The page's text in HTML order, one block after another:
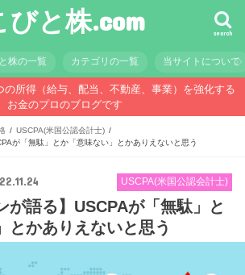
びと株.com search
株の一覧 カテゴリの一覧 当サイトについて
の所得（給与、配当、不動産、事業）を強化する
お金のプロのブログです
USCPA(米国公認会計士)
が「無駄」とか「意味ない」とかありえないと思う
USCPA(米国公認会計士)
が語る】USCPAが「無駄」と
とかありえないと思う